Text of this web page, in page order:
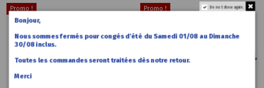
Promo ! Promo ! Do not show again.
Bonjour,
Nous sommes fermés pour congés d’été du Samedi 01/08 au Dimanche
30/08 inclus.
Toutes les commandes seront traitées dès notre retour.
Merci